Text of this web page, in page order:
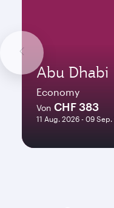
Abu Dhabi
Economy
Von CHF 383
11 Aug. 2026 - 09